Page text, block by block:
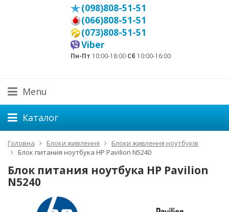
(098)808-51-51
(066)808-51-51
(073)808-51-51
Viber
Пн-Пт 10:00-18:00 Сб 10:00-16:00
Menu
Каталог
Головна Блоки живлення
Блоки живлення ноутбуків
Блок питания ноутбука HP Pavilion N5240
Блок питания ноутбука HP Pavilion
N5240